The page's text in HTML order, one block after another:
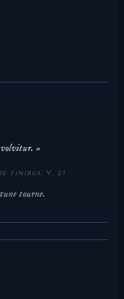
»
Finibus, V, 27
tourne.